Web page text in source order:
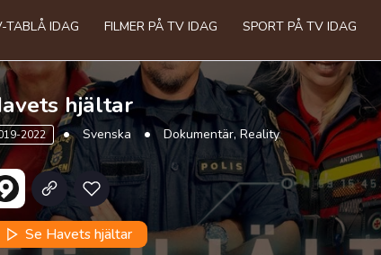
TABLÅ IDAG FILMER PÅ TV IDAG SPORT PÅ TV IDAG
hjältar
2022 Svenska Dokumentär, Reality
Se Havets hjältar